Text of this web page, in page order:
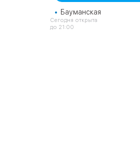
• Бауманская
Cегодня открыта
до 21:00